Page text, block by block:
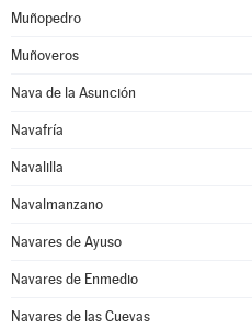
Muñopedro
Muñoveros
Nava de la Asunción
Navafría
Navalilla
Navalmanzano
Navares de Ayuso
Navares de Enmedio
Navares de las Cuevas